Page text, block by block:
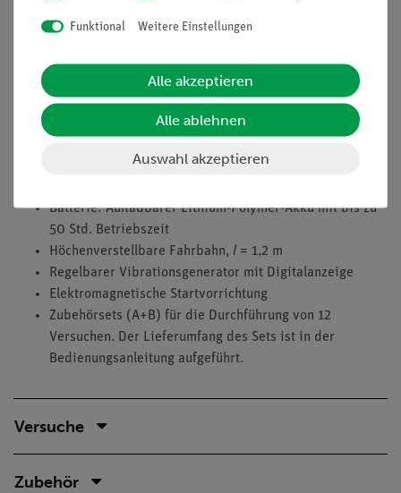
Positionsauflösung: 0,1 mm
Beschleunigungssensor:
Max. Abtastrate: 500 Hz
Batterie: Aufladbarer Lithium-Polymer-Akku mit bis zu
50 Std. Betriebszeit
Höchenverstellbare Fahrbahn, l = 1,2 m
Regelbarer Vibrationsgenerator mit Digitalanzeige
Elektromagnetische Startvorrichtung
Zubehörsets (A+B) für die Durchführung von 12
Versuchen. Der Lieferumfang des Sets ist in der
Bedienungsanleitung aufgeführt.
Versuche
Zubehör
Funktional Weitere Einstellungen
Alle akzeptieren
Alle ablehnen
Auswahl akzeptieren